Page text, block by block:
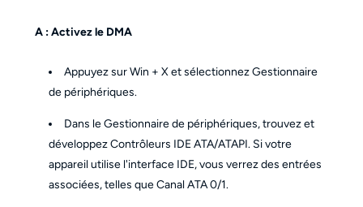
A : Activez le DMA
Appuyez sur Win + X et sélectionnez Gestionnaire
de périphériques.
Dans le Gestionnaire de périphériques, trouvez et
développez Contrôleurs IDE ATA/ATAPI. Si votre
appareil utilise l'interface IDE, vous verrez des entrées
associées, telles que Canal ATA 0/1.